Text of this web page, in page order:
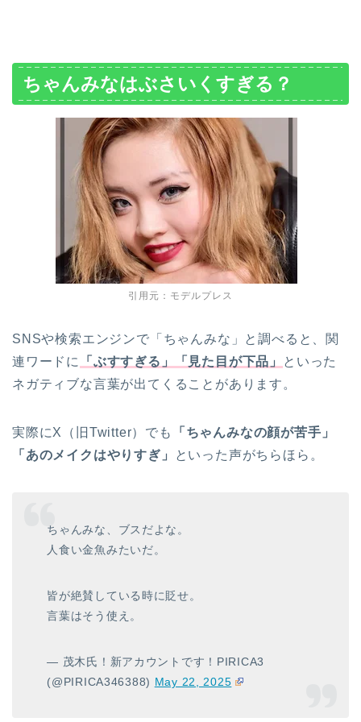
ちゃんみなはぶさいくすぎる？
引用元：モデルプレス
SNSや検索エンジンで「ちゃんみな」と調べると、関
連ワードに
「ぶすすぎる」「見た目が下品」
といった
ネガティブな言葉が出てくることがあります。
実際にX（旧Twitter）でも
「ちゃんみなの顔が苦手」
「あのメイクはやりすぎ」
といった声がちらほら。
ちゃんみな、ブスだよな。
人食い金魚みたいだ。
皆が絶賛している時に貶せ。
言葉はそう使え。
— 茂木氏！新アカウントです！PIRICA3
(@PIRICA346388) May 22, 2025